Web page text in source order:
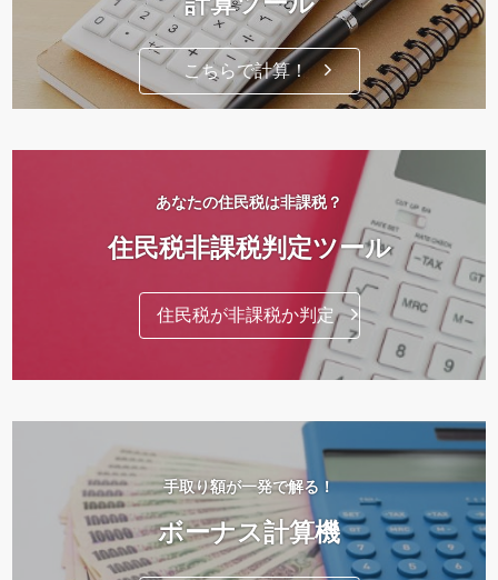
こちらで計算！
あなたの住民税は非課税？
住民税非課税判定ツール
住民税が非課税か判定
手取り額が一発で解る！
ボーナス計算機